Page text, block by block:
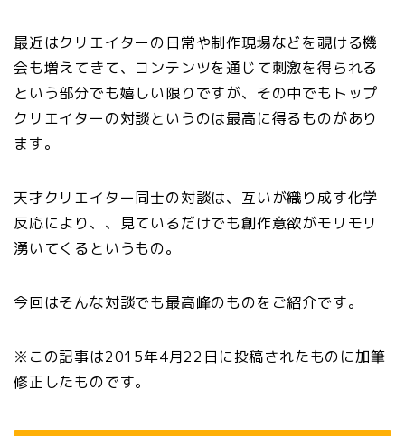
最近はクリエイターの日常や制作現場などを覗ける機
会も増えてきて、コンテンツを通じて刺激を得られる
という部分でも嬉しい限りですが、その中でもトップ
クリエイターの対談というのは最高に得るものがあり
ます。
天才クリエイター同士の対談は、互いが織り成す化学
反応により、、見ているだけでも創作意欲がモリモリ
湧いてくるというもの。
今回はそんな対談でも最高峰のものをご紹介です。
※この記事は2015年4月22日に投稿されたものに加筆
修正したものです。